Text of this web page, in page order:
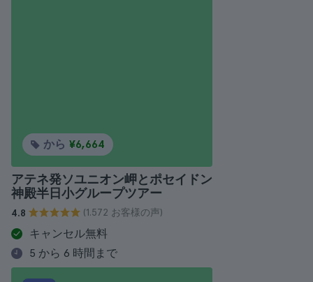
から ¥6,664
アテネ発ソユニオン岬とポセイドン
神殿半日小グループツアー
4.8 (1.572 お客様の声)
キャンセル無料
5 から 6 時間まで